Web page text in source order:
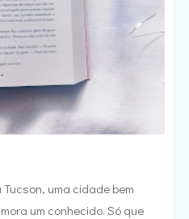
uma cidade bem
um conhecido. Só que